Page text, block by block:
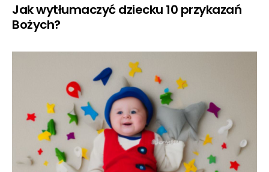
Jak wytłumaczyć dziecku 10 przykazań
Bożych?